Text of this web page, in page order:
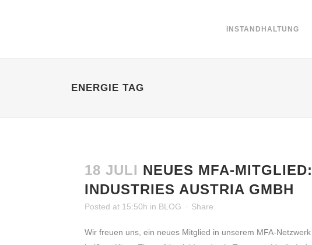
INSTANDHALTUNG
ENERGIE TAG
18 JULI NEUES MFA-
INDUSTRIES AUSTRIA GMBH
Posted at 15:50h in BLOG Share
Wir freuen uns, ein neues Mitglied in unserem MFA-